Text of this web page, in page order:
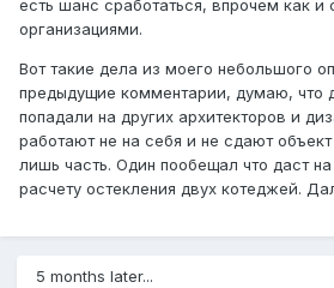
есть шанс сработаться, впрочем как и
организациями.
Вот такие дела из моего небольшого
предыдущие комментарии, думаю, что
попадали на других архитекторов и
работают не на себя и не сдают
лишь часть. Один пообещал что даст на
расчету остекления двух котеджей.
5 months later...